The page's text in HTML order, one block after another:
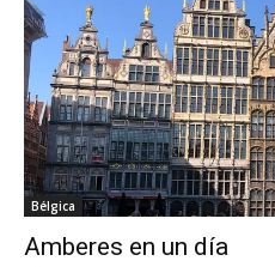
Bélgica
Amberes en un día